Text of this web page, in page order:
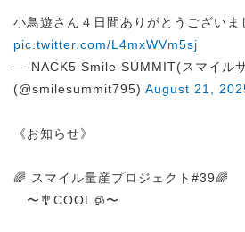
小鳥遊さん４日間ありがとうございま
pic.twitter.com/L4mxWVm5sj
— NACK5 Smile SUMMIT(スマイル
(@smilesummit795) August 21,
《お知らせ》
🌈 スマイル量産プロジェクト#39🌈
〜🎐COOL🧊〜